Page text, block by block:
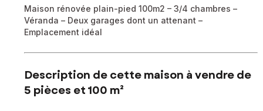
Maison rénovée plain-pied 100m2 – 3/4 chambres –
Véranda – Deux garages dont un attenant –
Emplacement idéal
Description de cette maison à vendre de
5 pièces et 100 m²